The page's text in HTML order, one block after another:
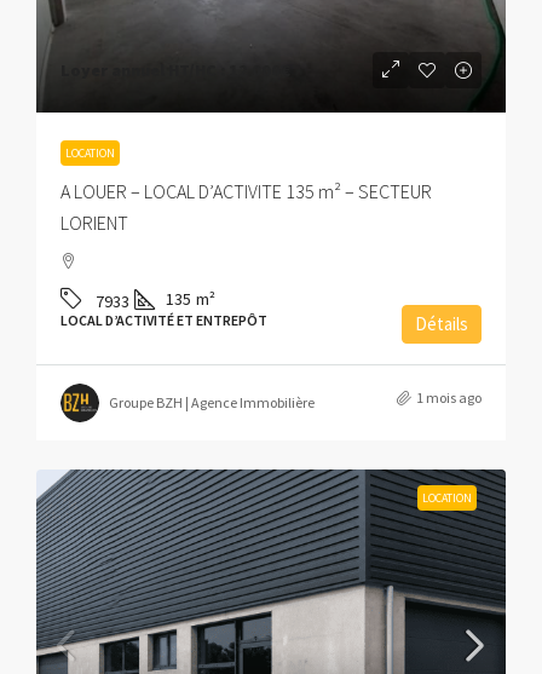
LOCATION
A LOUER – LOCAL D’ACTIVITE 135 m² – SECTEUR
LORIENT
7933 135 m²
LOCAL D’ACTIVITÉ ET ENTREPÔT Détails
Groupe BZH | Agence Immobilière 1 mois ago
LOCATION